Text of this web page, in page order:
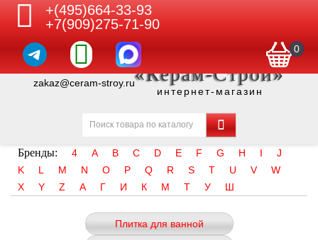
+(495)664-33-93
+7(909)275-71-90
0
zakaz@ceram-stroy.ru«Керам-Строй»
интернет-магазин
Бренды: 4 A B C D E F G H I
J
K
L M N O P Q R S T U V
W
X
Y Z А Г И К М Т У Ш
Плитка для ванной